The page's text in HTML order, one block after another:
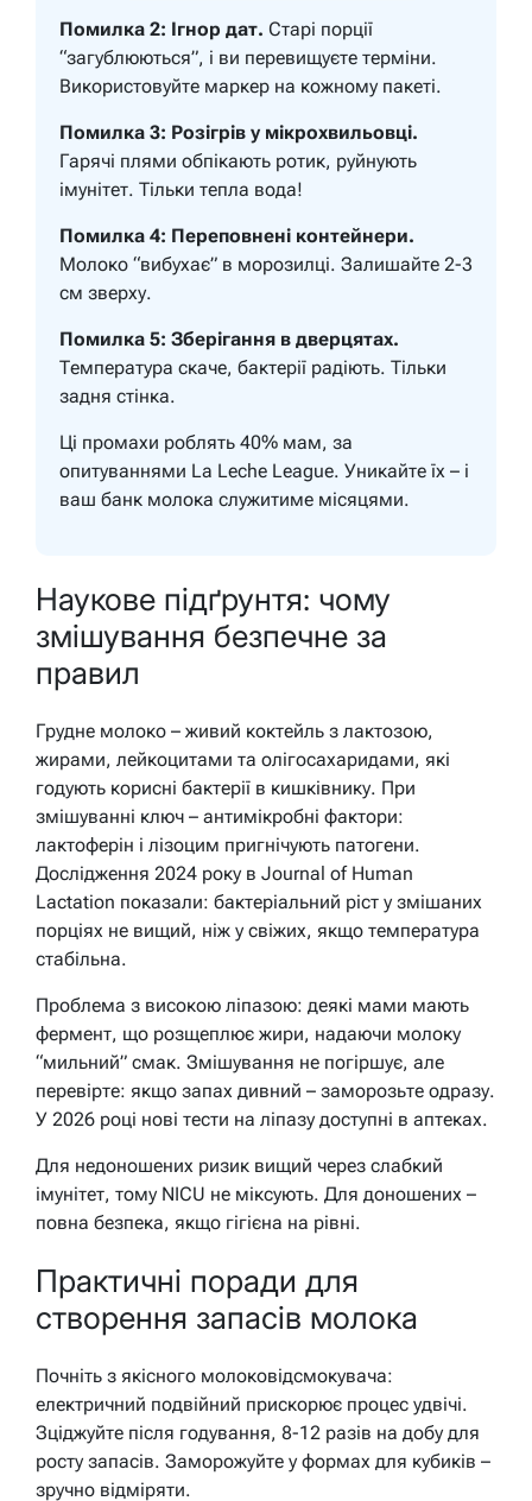
Помилка 2: Ігнор дат. Старі порції
“загублюються”, і ви перевищуєте терміни.
Використовуйте маркер на кожному пакеті.
Помилка 3: Розігрів у мікрохвильовці.
Гарячі плями обпікають ротик, руйнують
імунітет. Тільки тепла вода!
Помилка 4: Переповнені контейнери.
Молоко “вибухає” в морозилці. Залишайте 2-3
см зверху.
Помилка 5: Зберігання в дверцятах.
Температура скаче, бактерії радіють. Тільки
задня стінка.
Ці промахи роблять 40% мам, за
опитуваннями La Leche League. Уникайте їх – і
ваш банк молока служитиме місяцями.
Наукове підґрунтя: чому
змішування безпечне за
правил
Грудне молоко – живий коктейль з лактозою,
жирами, лейкоцитами та олігосахаридами, які
годують корисні бактерії в кишківнику. При
змішуванні ключ – антимікробні фактори:
лактоферін і лізоцим пригнічують патогени.
Дослідження 2024 року в Journal of Human
Lactation показали: бактеріальний ріст у змішаних
порціях не вищий, ніж у свіжих, якщо температура
стабільна.
Проблема з високою ліпазою: деякі мами мають
фермент, що розщеплює жири, надаючи молоку
“мильний” смак. Змішування не погіршує, але
перевірте: якщо запах дивний – заморозьте одразу.
У 2026 році нові тести на ліпазу доступні в аптеках.
Для недоношених ризик вищий через слабкий
імунітет, тому NICU не міксують. Для доношених –
повна безпека, якщо гігієна на рівні.
Практичні поради для
створення запасів молока
Почніть з якісного молоковідсмокувача:
електричний подвійний прискорює процес удвічі.
Зціджуйте після годування, 8-12 разів на добу для
росту запасів. Заморожуйте у формах для кубиків –
зручно відміряти.